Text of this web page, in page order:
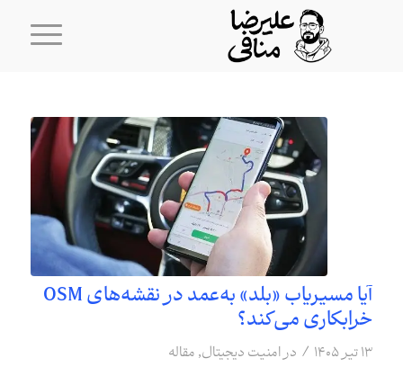
آیا مسیریاب «بلد» به‌عمد در نقشه‌های OSM
خرابکاری می‌کند؟
۱۳ تیر ۱۴۰۵ / درامنیت دیجیتال,مقاله